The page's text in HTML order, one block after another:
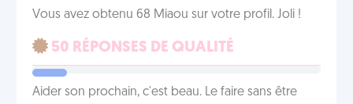
Vous avez obtenu 68 Miaou sur votre profil. Joli !
50 RÉPONSES DE QUALITÉ
Aider son prochain, c'est beau. Le faire sans être